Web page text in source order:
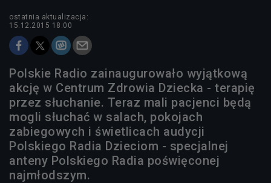
ostatnia aktualizacja:
15.12.2015 18:00
Polskie Radio zainaugurowało wyjątkową
akcję w Centrum Zdrowia Dziecka - terapię
przez słuchanie. Teraz mali pacjenci będą
mogli słuchać w salach, pokojach
zabiegowych i świetlicach audycji
Polskiego Radia Dzieciom - specjalnej
anteny Polskiego Radia poświęconej
najmłodszym.